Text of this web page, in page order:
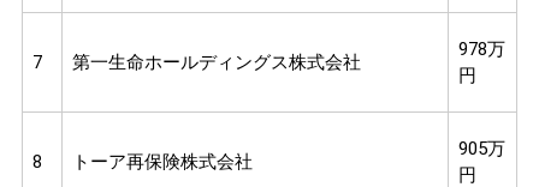
7 第一生命ホールディングス株式会社
978万
円
8 トーア再保険株式会社
905万
円